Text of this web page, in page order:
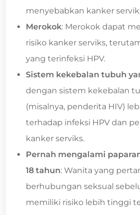
menyebabkan kanker
Merokok: Merokok dapat
risiko kanker serviks,
yang terinfeksi HPV.
Sistem kekebalan tubuh
dengan sistem kekebalan
(misalnya, penderita HIV)
terhadap infeksi HPV dan
kanker serviks.
Pernah mengalami
18 tahun: Wanita yang
berhubungan seksual
memiliki risiko lebih tinggi